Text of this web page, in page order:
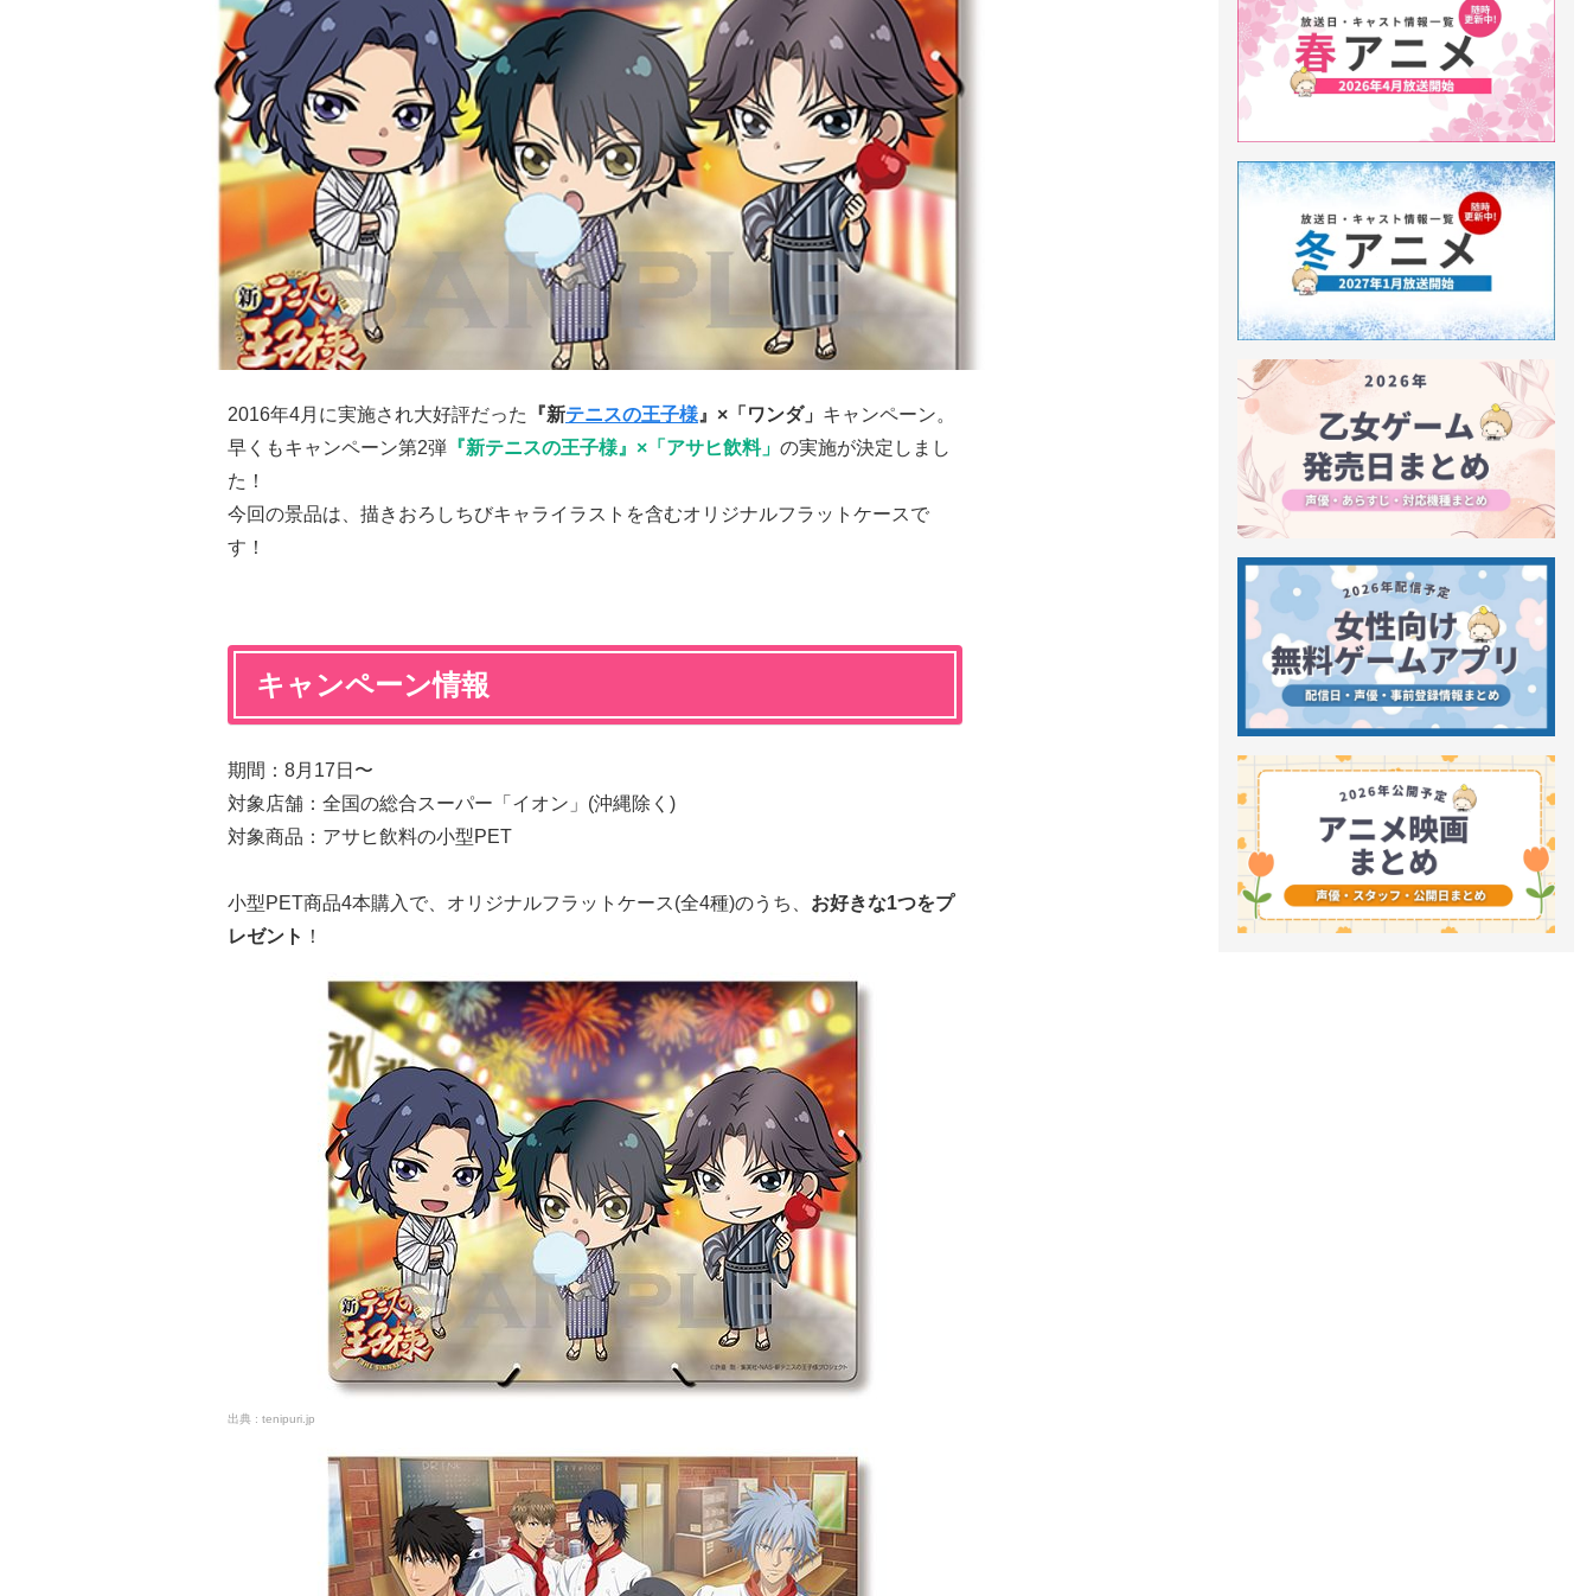
2016年4月に実施され大好評だった 『新テニスの王子様 』×「ワンダ」 キャンペーン。
早くもキャンペーン第2弾 『新テニスの王子様』×「アサヒ飲料」 の実施が決定しまし
た！
今回の景品は、描きおろしちびキャライラストを含むオリジナルフラットケースで
す！
キャンペーン情報
期間：8月17日〜
対象店舗：全国の総合スーパー「イオン」(沖縄除く)
対象商品：アサヒ飲料の小型PET
小型PET商品4本購入で、オリジナルフラットケース(全4種)のうち、 お好きな1つをプ
レゼント ！
tenipuri.jp